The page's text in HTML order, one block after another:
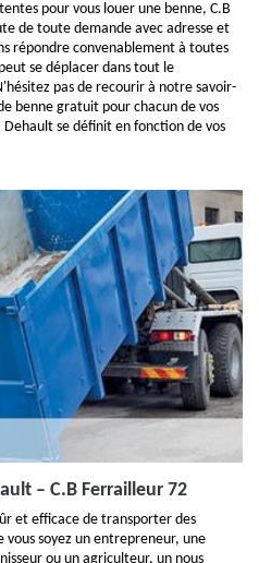
pour vous louer une benne, C.B
de toute demande avec adresse et
répondre convenablement à toutes
se déplacer dans tout le
pas de recourir à notre savoir-
benne gratuit pour chacun de vos
se définit en fonction de vos
– C.B Ferrailleur 72
et efficace de transporter des
soyez un entrepreneur, une
ou un agriculteur, un nous